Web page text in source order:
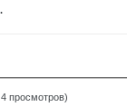
просмотров)